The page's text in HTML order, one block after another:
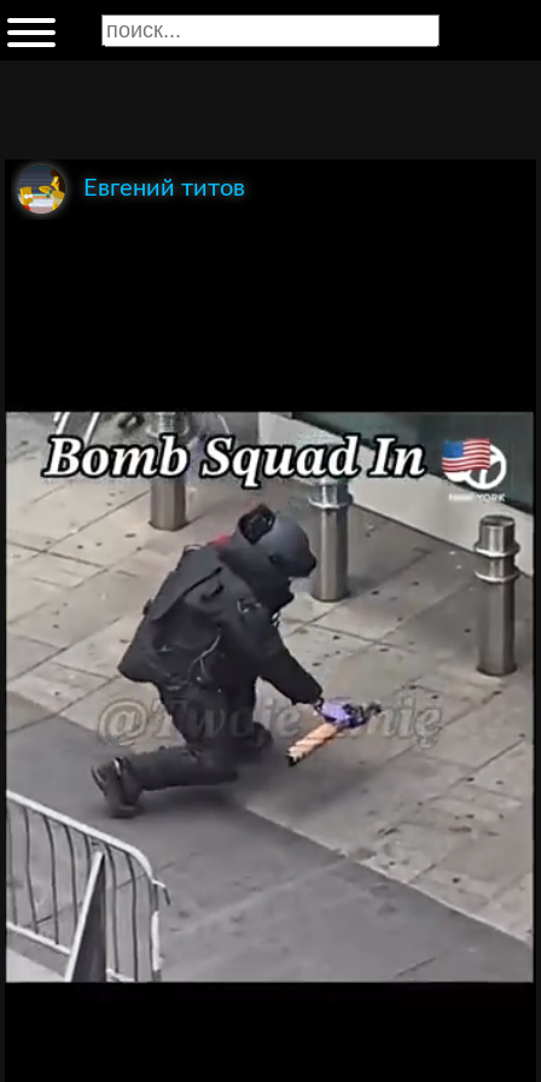
Евгений титов